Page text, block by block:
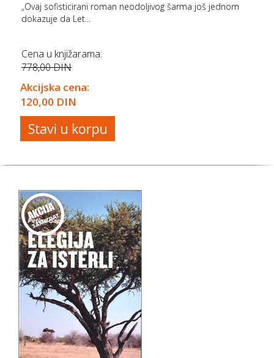
„Ovaj sofisticirani roman neodoljivog šarma još jednom
dokazuje da Let...
Cena u knjižarama:
778,00 DIN
Akcijska cena:
120,00 DIN